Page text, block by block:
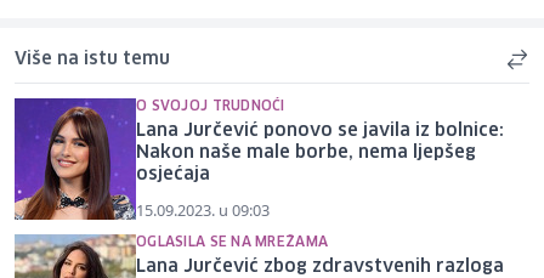
Više na istu temu
O SVOJOJ TRUDNOĆI
Lana Jurčević ponovo se javila iz bolnice:
Nakon naše male borbe, nema ljepšeg
osjećaja
15.09.2023. u 09:03
OGLASILA SE NA MREŽAMA
Lana Jurčević zbog zdravstvenih razloga